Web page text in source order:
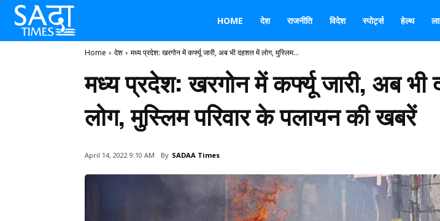
HOME देश राजनीति विदेश स्पोर्ट्स हेल्थ
Home देश मध्य प्रदेश: खरगोन में कर्फ्यू जारी, अब भी दहशत में लोग, मुस्लिम...
मध्य प्रदेश: खरगोन में कर्फ्यू जारी, अब
लोग, मुस्लिम परिवार के पलायन की खबरें
April 14, 2022 9:10 AM By SADAA Times